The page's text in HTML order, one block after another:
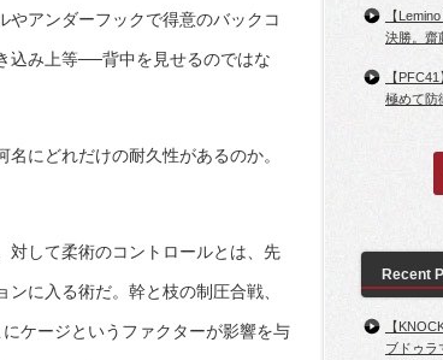
アンダーフックで得意のバックコ
込み上等──背中を見せるのではな
にどれだけの耐久性があるのか。
対して柔術のコントロールとは、先
に入る術だ。幹と枝の制圧合戦、
ケージというファクターが影響を与
【
決勝。齋
【
極めて防
Recent
【
ブドゥラ